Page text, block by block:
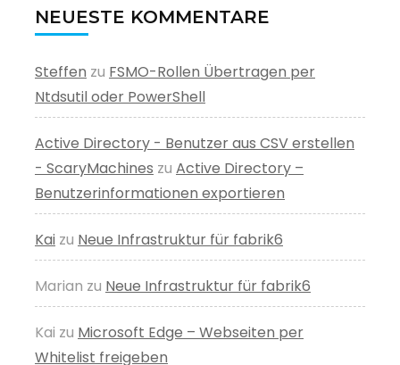
NEUESTE KOMMENTARE
Steffen zu FSMO-Rollen Übertragen per
Ntdsutil oder PowerShell
Active Directory - Benutzer aus CSV erstellen
- ScaryMachines zu Active Directory –
Benutzerinformationen exportieren
Kai zu Neue Infrastruktur für fabrik6
Marian zu Neue Infrastruktur für fabrik6
Kai zu Microsoft Edge – Webseiten per
Whitelist freigeben